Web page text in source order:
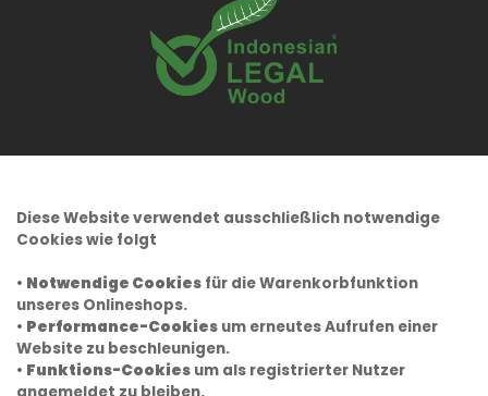
Diese Website verwendet ausschließlich notwendige
Cookies wie folgt
• Notwendige Cookies für die Warenkorbfunktion
unseres Onlineshops.
• Performance-Cookies um erneutes Aufrufen einer
Website zu beschleunigen.
• Funktions-Cookies um als registrierter Nutzer